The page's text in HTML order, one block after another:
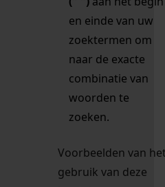
en einde van uw
zoektermen om
naar de exacte
combinatie van
woorden te
zoeken.
Voorbeelden van
gebruik van deze